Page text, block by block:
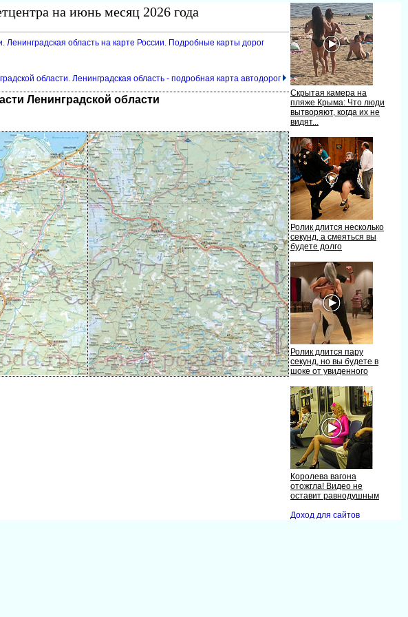
Скрытая камера на
пляже Крыма: Что люди
ытворяют, когда их не
идят...
Ролик длится несколько
секунд, а смеяться вы
удете долго
Ролик длится пару
секунд, но вы будете
шоке от увиденного
Королева вагона
отожгла! Видео не
оставит равнодушным
Доход для сайто
на июнь месяц 2026 года
Ленинградская область на карте России. Подробные карты доро
области. Ленинградская область - подробная карта автодоро
Ленинградской области